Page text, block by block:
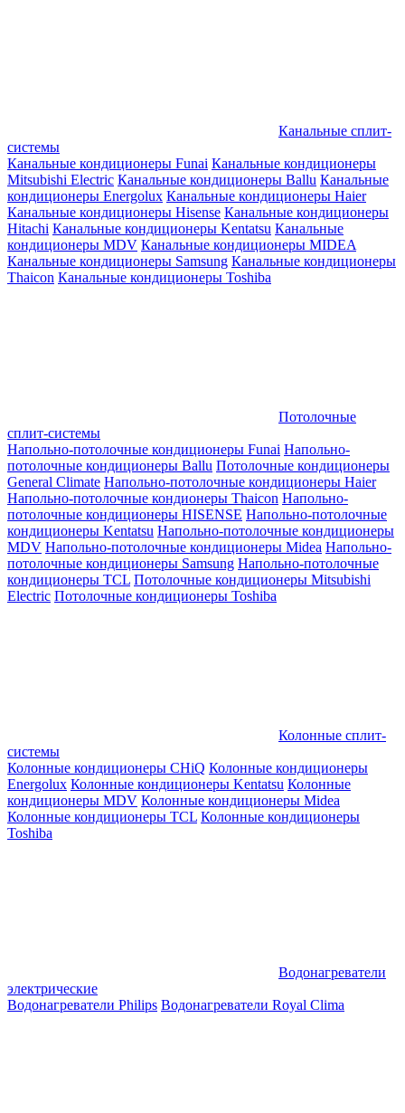
Канальные сплит-
системы
Канальные кондиционеры Funai Канальные кондиционеры
Mitsubishi Electric Канальные кондиционеры Ballu Канальные
кондиционеры Energolux Канальные кондиционеры Haier
Канальные кондиционеры Hisense Канальные кондиционеры
Hitachi Канальные кондиционеры Kentatsu Канальные
кондиционеры MDV Канальные кондиционеры MIDEA
Канальные кондиционеры Samsung Канальные кондиционеры
Thaicon Канальные кондиционеры Toshiba
Потолочные
сплит-системы
Напольно-потолочные кондиционеры Funai Напольно-
потолочные кондиционеры Ballu Потолочные кондиционеры
General Climate Напольно-потолочные кондиционеры Haier
Напольно-потолочные кондионеры Thaicon Напольно-
потолочные кондиционеры HISENSE Напольно-потолочные
кондиционеры Kentatsu Напольно-потолочные кондиционеры
MDV Напольно-потолочные кондиционеры Midea Напольно-
потолочные кондиционеры Samsung Напольно-потолочные
кондиционеры TCL Потолочные кондиционеры Mitsubishi
Electric Потолочные кондиционеры Toshiba
Колонные сплит-
системы
Колонные кондиционеры CHiQ Колонные кондиционеры
Energolux Колонные кондиционеры Kentatsu Колонные
кондиционеры MDV Колонные кондиционеры Midea
Колонные кондиционеры TCL Колонные кондиционеры
Toshiba
Водонагреватели
электрические
Водонагреватели Philips Водонагреватели Royal Clima